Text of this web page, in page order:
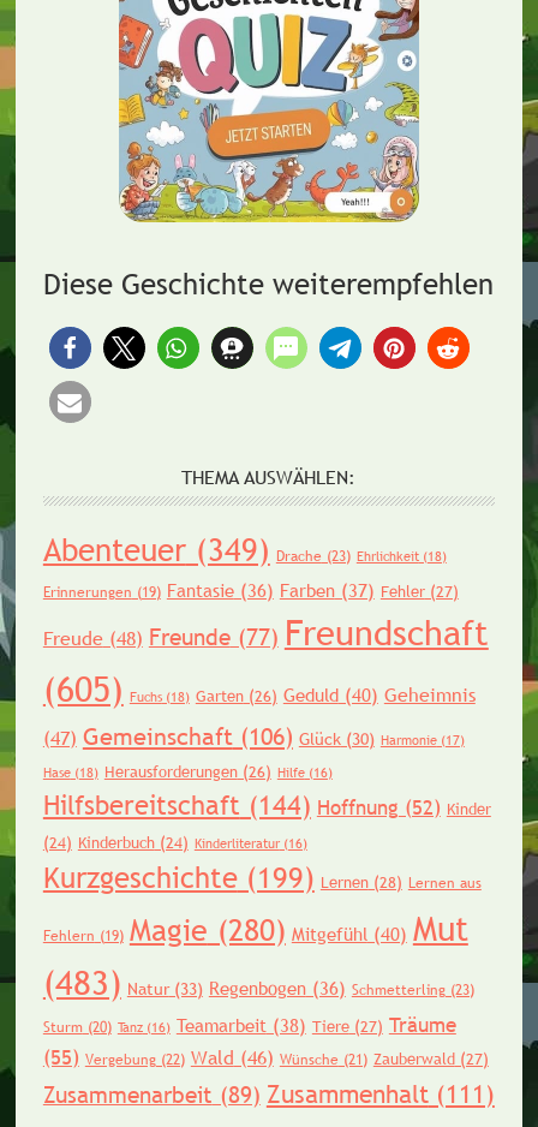
Diese Geschichte weiterempfehlen
THEMA AUSWÄHLEN:
Abenteuer(349) Drache (23) Ehrlichkeit(18)
Erinnerungen (19) Fantasie(36) Farben(37) Fehler(27)
Freude(48) Freunde(77) Freundschaft
(605) Fuchs(18) Garten(26) Geduld(40) Geheimnis
(47) Gemeinschaft(106) Glück(30) Harmonie(17)
Hase(18) Herausforderungen(26) Hilfe(16)
Hilfsbereitschaft (144) Hoffnung (52) Kinder
(24) Kinderbuch(24) Kinderliteratur(16)
Kurzgeschichte(199) Lernen(28) Lernen aus
Fehlern (19) Magie (280) Mitgefühl(40) Mut
(483) Natur(33) Regenbogen(36) Schmetterling(23)
Sturm(20) Tanz(16) Teamarbeit(38) Tiere(27) Träume
(55) Vergebung(22) Wald (46) Wünsche (21) Zauberwald(27)
Zusammenarbeit (89) Zusammenhalt(111)